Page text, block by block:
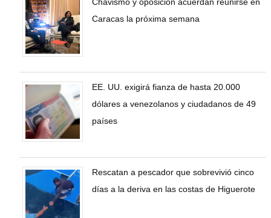
Caracas la próxima semana
EE. UU. exigirá fianza de hasta 20.000
dólares a venezolanos y ciudadanos de 49
países
Rescatan a pescador que sobrevivió cinco
días a la deriva en las costas de Higuerote